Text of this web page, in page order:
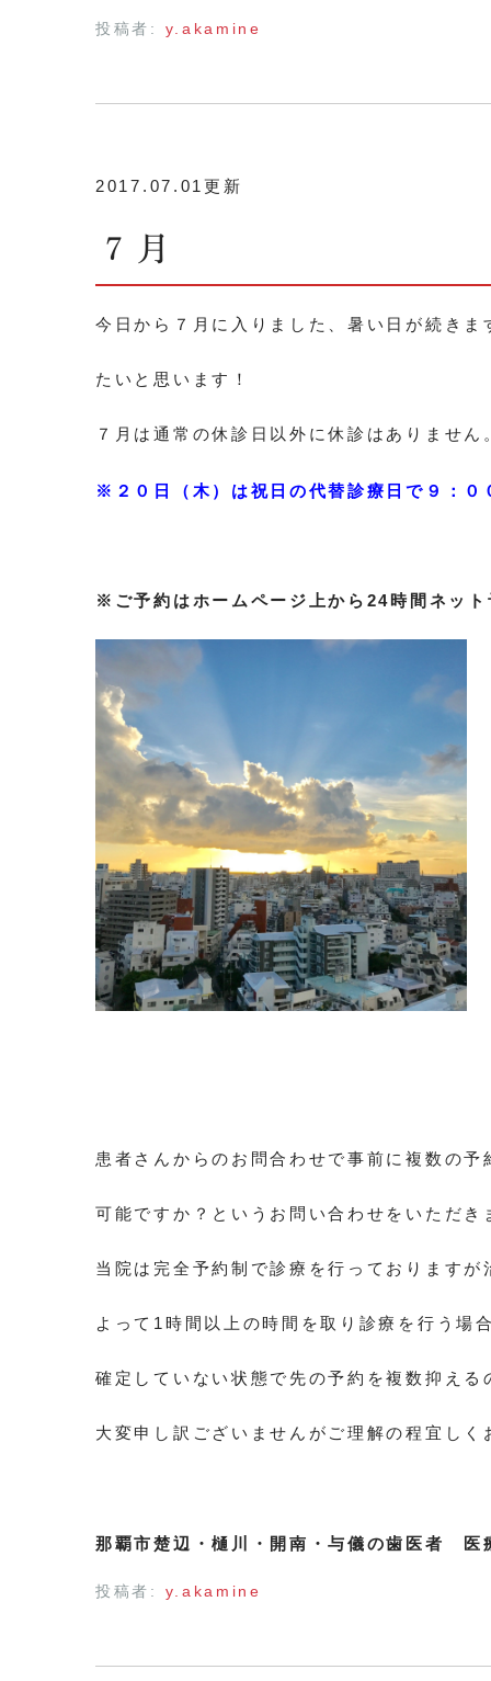
投稿者: y.akamine
2017.07.01更新
７月
今日から７月に入りました、暑い日が続き
たいと思います！
７月は通常の休診日以外に休診はありません
※２０日（木）は祝日の代替診療日で９：０
※ご予約はホームページ上から24時間ネッ
患者さんからのお問合わせで事前に複数の
可能ですか？というお問い合わせをいただき
当院は完全予約制で診療を行っております
よって1時間以上の時間を取り診療を行う場
確定していない状態で先の予約を複数抑え
大変申し訳ございませんがご理解の程宜し
那覇市楚辺・樋川・開南・与儀の歯医者
投稿者: y.akamine